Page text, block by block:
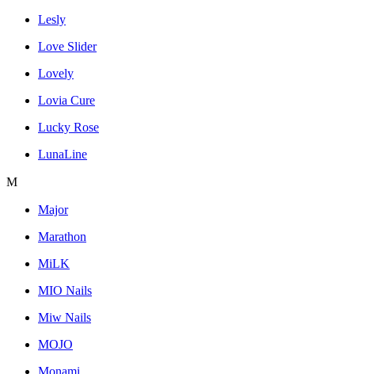
Lesly
Love Slider
Lovely
Lovia Cure
Lucky Rose
LunaLine
M
Major
Marathon
MiLK
MIO Nails
Miw Nails
MOJO
Monami